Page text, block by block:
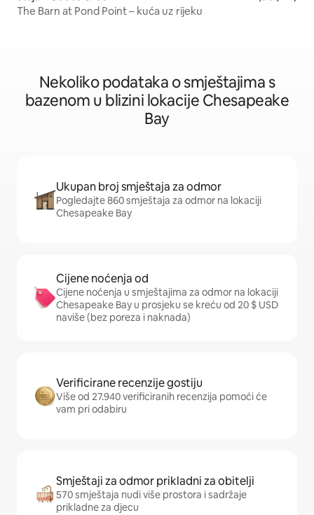
The Barn at Pond Point – kuća uz rijeku
Nekoliko podataka o smještajima s
bazenom u blizini lokacije Chesapeake
Bay
Ukupan broj smještaja za odmor
Pogledajte 860 smještaja za odmor na lokaciji
Chesapeake Bay
Cijene noćenja od
Cijene noćenja u smještajima za odmor na lokaciji
Chesapeake Bay u prosjeku se kreću od 20 $ USD
naviše (bez poreza i naknada)
Verificirane recenzije gostiju
Više od 27.940 verificiranih recenzija pomoći će
vam pri odabiru
Smještaji za odmor prikladni za obitelji
570 smještaja nudi više prostora i sadržaje
prikladne za djecu